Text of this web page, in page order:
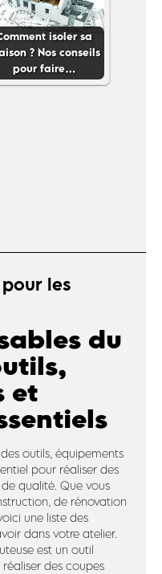
isoler sa
? Nos conseils
pour faire…
les
du
et
outils, équipements
pour réaliser des
qualité. Que vous
de rénovation
une liste des
dans votre atelier.
est un outil
des coupes